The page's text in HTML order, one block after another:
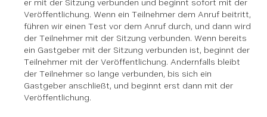
er mit der Sitzung verbunden und beginnt sofort mit der
Veröffentlichung. Wenn ein Teilnehmer dem Anruf beitritt,
führen wir einen Test vor dem Anruf durch, und dann wird
der Teilnehmer mit der Sitzung verbunden. Wenn bereits
ein Gastgeber mit der Sitzung verbunden ist, beginnt der
Teilnehmer mit der Veröffentlichung. Andernfalls bleibt
der Teilnehmer so lange verbunden, bis sich ein
Gastgeber anschließt, und beginnt erst dann mit der
Veröffentlichung.